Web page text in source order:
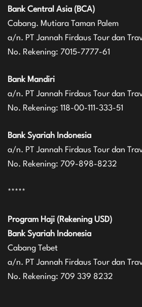
Bank Central Asia (BCA)
Cabang. Mutiara Taman Palem
a/n. PT Jannah Firdaus Tour dan
No. Rekening: 7015-7777-61
Bank Mandiri
a/n. PT Jannah Firdaus Tour dan
No. Rekening: 118-00-111-333-51
Bank Syariah Indonesia
a/n. PT Jannah Firdaus Tour dan
No. Rekening: 709-898-8232
*****
Program Haji (Rekening USD)
Bank Syariah Indonesia
Cabang Tebet
a/n. PT Jannah Firdaus Tour dan
No. Rekening: 709 339 8232